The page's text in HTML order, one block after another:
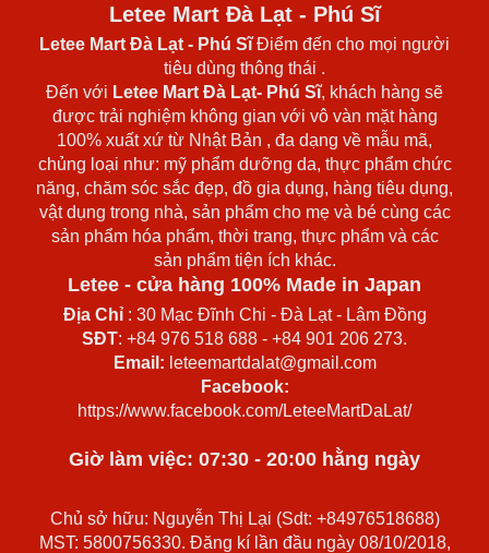
Letee Mart Đà Lạt - Phú Sĩ
Letee Mart Đà Lạt - Phú SĩĐiểm đến cho mọi người
tiêu dùng thông thái .
Đến với Letee Mart Đà Lạt- Phú Sĩ, khách hàng sẽ
được trải nghiệm không gian với vô vàn mặt hàng
100% xuất xứ từ Nhật Bản , đa dạng về mẫu mã,
chủng loại như: mỹ phẩm dưỡng da, thực phẩm chức
năng, chăm sóc sắc đẹp, đồ gia dụng, hàng tiêu dụng,
vật dụng trong nhà, sản phẩm cho mẹ và bé cùng các
sản phẩm hóa phẩm, thời trang, thực phẩm và các
sản phẩm tiện ích khác.
Letee - cửa hàng 100% Made in Japan
Địa Chỉ: 30 Mạc Đĩnh Chi - Đà Lạt - Lâm Đồng
SĐT: +84 976 518 688 - +84 901 206 273.
Email: leteemartdalat@gmail.com
Facebook:
https://www.facebook.com/LeteeMartDaLat/
Giờ làm việc: 07:30 - 20:00 hằng ngày
Chủ sở hữu: Nguyễn Thị Lại (Sdt: +84976518688)
MST: 5800756330. Đăng kí lần đầu ngày 08/10/2018,